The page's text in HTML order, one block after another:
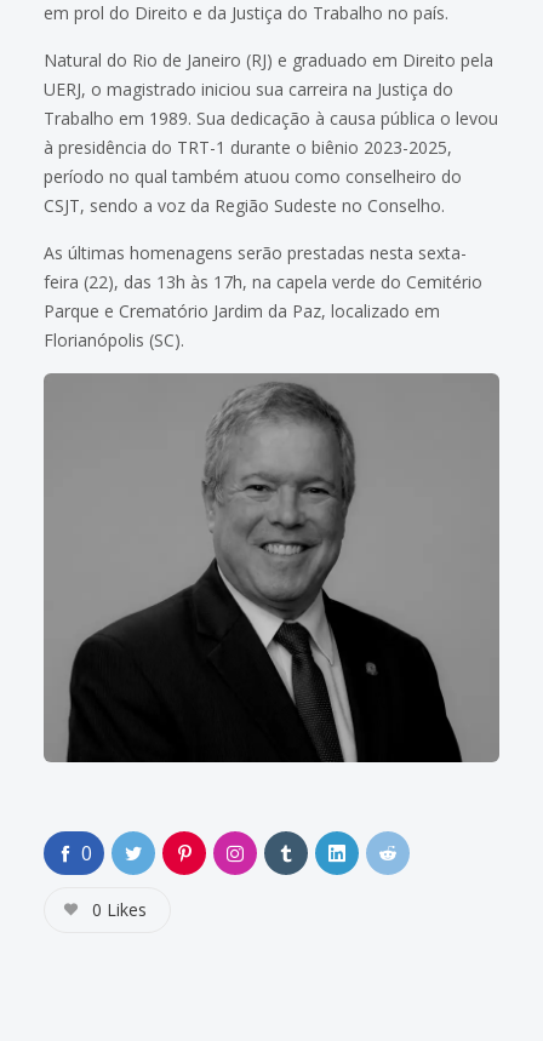
em prol do Direito e da Justiça do Trabalho no país.
Natural do Rio de Janeiro (RJ) e graduado em Direito pela
UERJ, o magistrado iniciou sua carreira na Justiça do
Trabalho em 1989. Sua dedicação à causa pública o levou
à presidência do TRT-1 durante o biênio 2023-2025,
período no qual também atuou como conselheiro do
CSJT, sendo a voz da Região Sudeste no Conselho.
As últimas homenagens serão prestadas nesta sexta-
feira (22), das 13h às 17h, na capela verde do Cemitério
Parque e Crematório Jardim da Paz, localizado em
Florianópolis (SC).
0
0 Likes